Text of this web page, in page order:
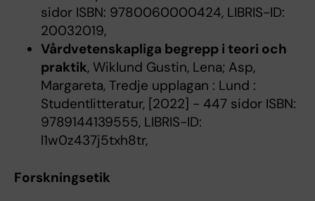
sidor ISBN: 9780060000424, LIBRIS-ID:
20032019,
Vårdvetenskapliga begrepp i teori och
praktik, Wiklund Gustin, Lena; Asp,
Margareta, Tredje upplagan : Lund :
Studentlitteratur, [2022] - 447 sidor ISBN:
9789144139555, LIBRIS-ID:
l1w0z437j5txh8tr,
Forskningsetik